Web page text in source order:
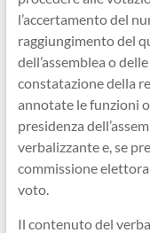
l’accertamento del
raggiungimento del
dell’assemblea o
constatazione della
annotate le funzioni
presidenza
verbalizzante e, se
commissione
voto.
Il contenuto del